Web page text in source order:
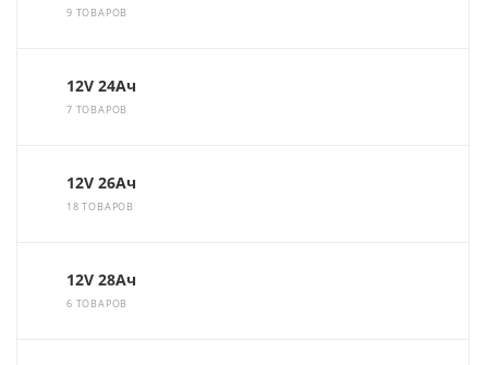
9 ТОВАРОВ
12V 24Ач
7 ТОВАРОВ
12V 26Ач
18 ТОВАРОВ
12V 28Ач
6 ТОВАРОВ